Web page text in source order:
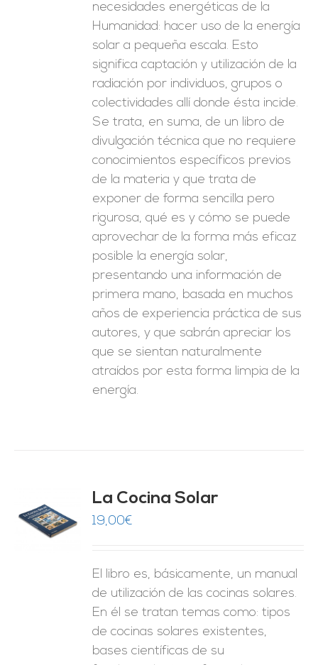
necesidades energéticas de la
Humanidad: hacer uso de la energía
solar a pequeña escala. Esto
significa captación y utilización de la
radiación por individuos, grupos o
colectividades allí donde ésta incide.
Se trata, en suma, de un libro de
divulgación técnica que no requiere
conocimientos específicos previos
de la materia y que trata de
exponer de forma sencilla pero
rigurosa, qué es y cómo se puede
aprovechar de la forma más eficaz
posible la energía solar,
presentando una información de
primera mano, basada en muchos
años de experiencia práctica de sus
autores, y que sabrán apreciar los
que se sientan naturalmente
atraídos por esta forma limpia de la
energía.
La Cocina Solar
19,00€
El libro es, básicamente, un manual
de utilización de las cocinas solares.
En él se tratan temas como: tipos
de cocinas solares existentes,
bases científicas de su